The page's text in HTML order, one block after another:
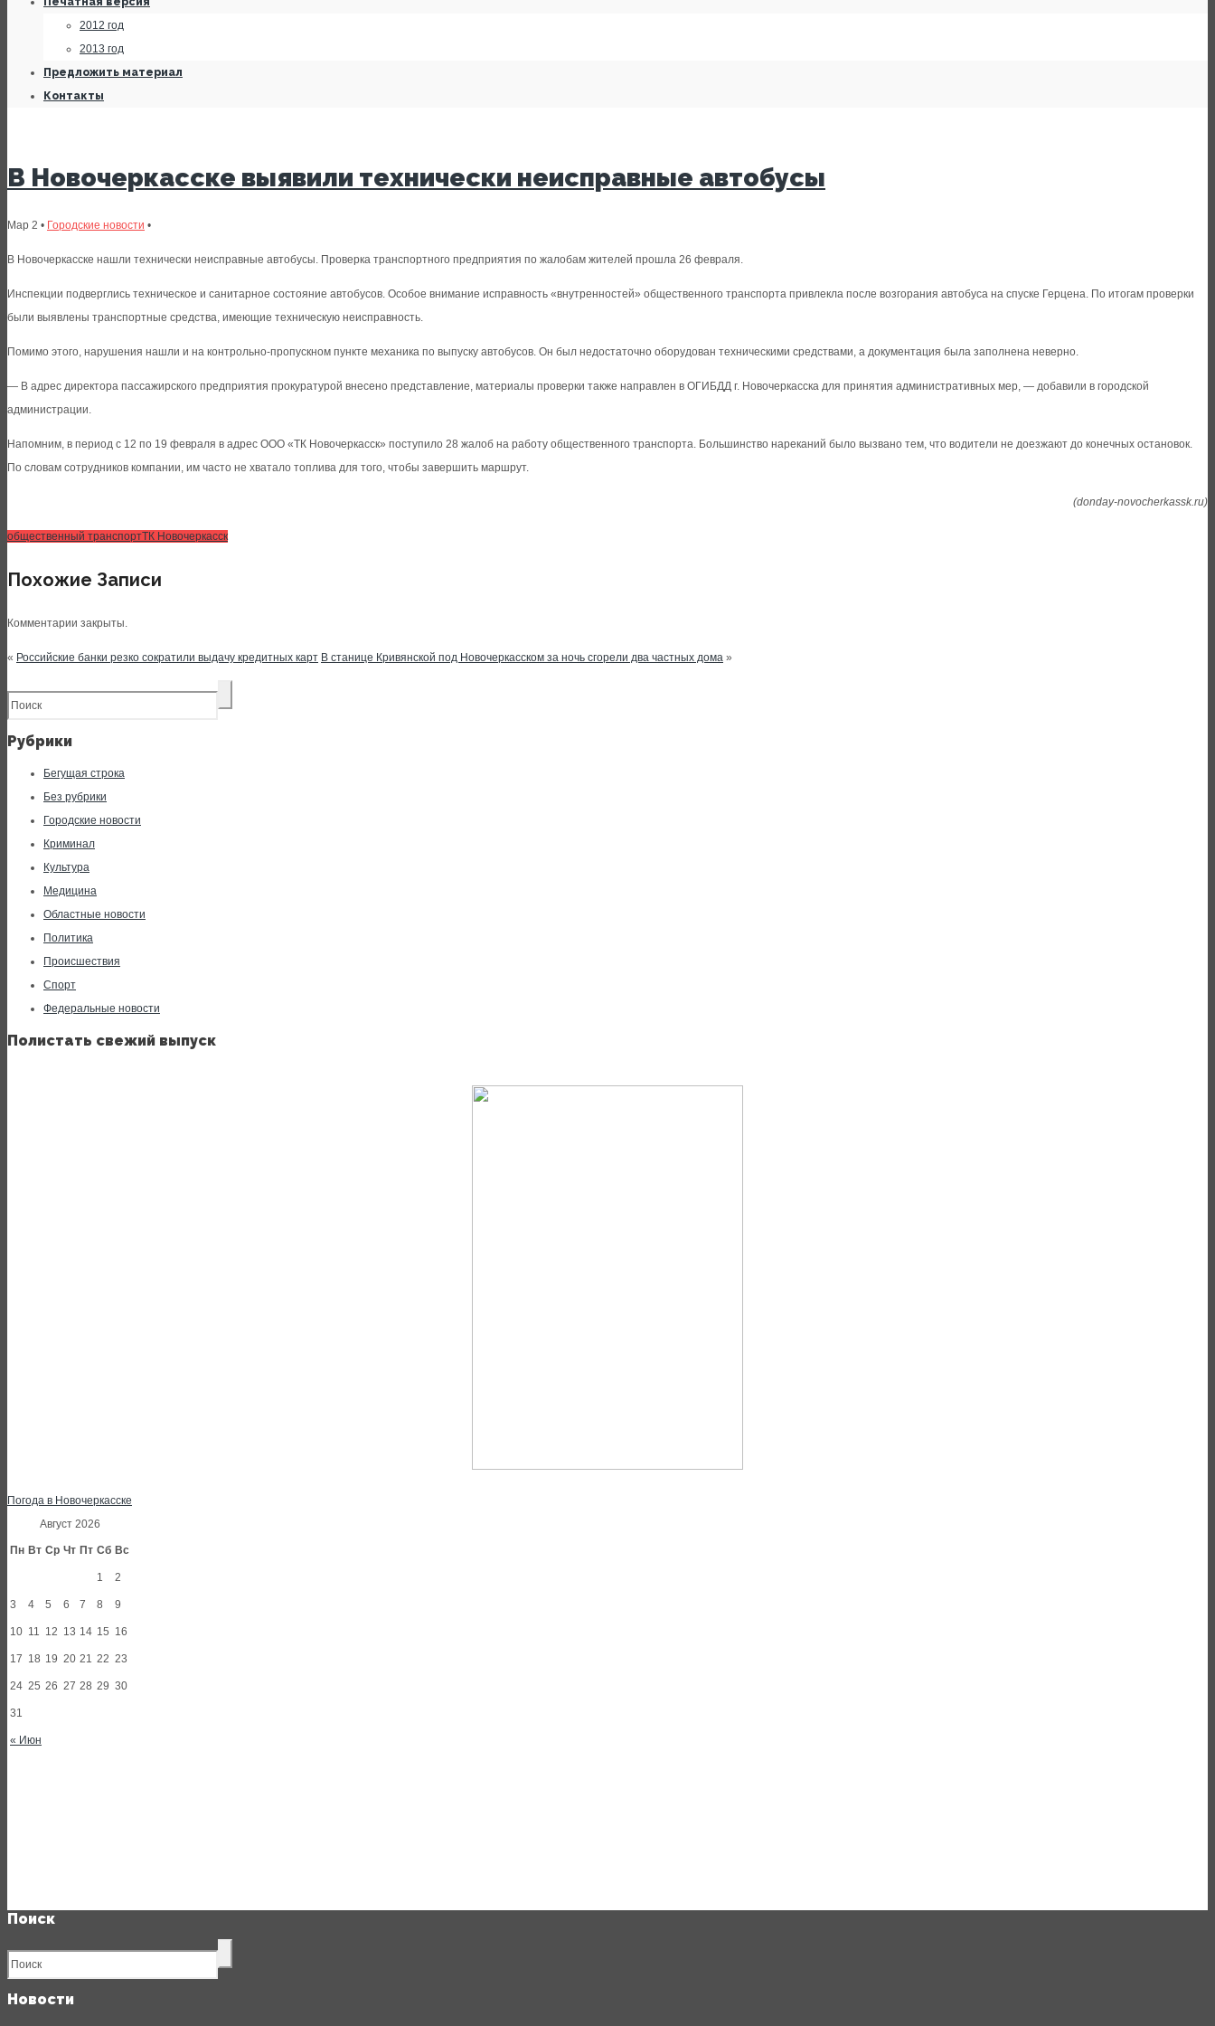
2012 год
2013 год
Предложить материал
Контакты
В Новочеркасске выявили технически неисправные автобусы
Мар 2 • Городские новости •
В Новочеркасске нашли технически неисправные автобусы. Проверка транспортного предприятия по жалобам жителей прошла 26 февраля.
Инспекции подверглись техническое и санитарное состояние автобусов. Особое внимание исправность «внутренностей» общественного транспорта привлекла после возгорания автобуса на спуске Герцена. По итогам проверки
были выявлены транспортные средства, имеющие техническую неисправность.
Помимо этого, нарушения нашли и на контрольно-пропускном пункте механика по выпуску автобусов. Он был недостаточно оборудован техническими средствами, а документация была заполнена неверно.
— В адрес директора пассажирского предприятия прокуратурой внесено представление, материалы проверки также направлен в ОГИБДД г. Новочеркасска для принятия административных мер, — добавили в городской
администрации.
Напомним, в период с 12 по 19 февраля в адрес ООО «ТК Новочеркасск» поступило 28 жалоб на работу общественного транспорта. Большинство нареканий было вызвано тем, что водители не доезжают до конечных остановок.
По словам сотрудников компании, им часто не хватало топлива для того, чтобы завершить маршрут.
(donday-novocherkassk.ru)
общественный транспортТК Новочеркасск
Похожие Записи
Комментарии закрыты.
« Российские банки резко сократили выдачу кредитных карт В станице Кривянской под Новочеркасском за ночь сгорели два частных дома »
Рубрики
Бегущая строка
Без рубрики
Городские новости
Криминал
Культура
Медицина
Областные новости
Политика
Происшествия
Спорт
Федеральные новости
Полистать свежий выпуск
Погода в Новочеркасске
Август 2026
Пн Вт Ср Чт Пт Сб Вс
« Июн
1 2
3 4 5 6 7 8 9
10 11 12 13 14 15 16
17 18 19 20 21 22 23
24 25 26 27 28 29 30
31
Поиск
Новости